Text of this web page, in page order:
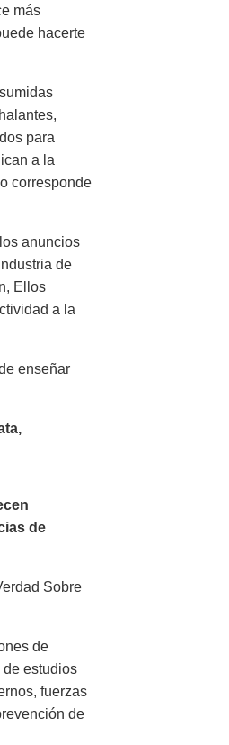
más
hacerte
para
a la
corresponde
anuncios
de
Ellos
a la
enseñar
de
Sobre
de
estudios
fuerzas
de